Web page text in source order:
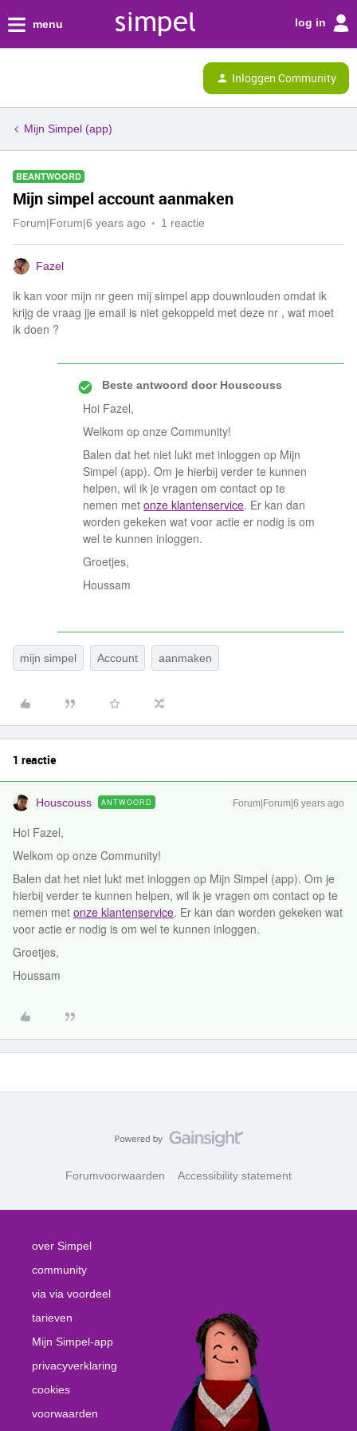
menu log in
Inloggen Community
Mijn Simpel (app)
BEANTWOORD
Mijn simpel account aanmaken
Forum|Forum|6 years ago 1 reactie
Fazel
ik kan voor mijn nr geen mij simpel app douwnlouden omdat ik
krijg de vraag jje email is niet gekoppeld met deze nr , wat moet
ik doen ?
Beste antwoord doorHouscouss
Hoi Fazel,
Welkom op onze Community!
Balen dat het niet lukt met inloggen op Mijn
Simpel (app). Om je hierbij verder te kunnen
helpen, wil ik je vragen om contact op te
nemen met onze klantenservice. Er kan dan
worden gekeken wat voor actie er nodig is om
wel te kunnen inloggen.
Groetjes,
Houssam
mijn simpel Account aanmaken
1 reactie
Houscouss ANTWOORD Forum|Forum|6 years ago
Hoi Fazel,
Welkom op onze Community!
Balen dat het niet lukt met inloggen op Mijn Simpel (app). Om je
hierbij verder te kunnen helpen, wil ik je vragen om contact op te
nemen met onze klantenservice. Er kan dan worden gekeken wat
voor actie er nodig is om wel te kunnen inloggen.
Groetjes,
Houssam
Forumvoorwaarden Accessibility statement
over Simpel
community
via via voordeel
tarieven
Mijn Simpel-app
privacyverklaring
cookies
voorwaarden